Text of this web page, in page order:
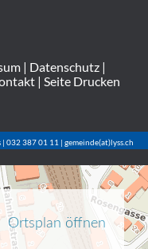
| Datenschutz|
| Seite Drucken
032 387 01 11 | gemeinde(at)lyss.ch